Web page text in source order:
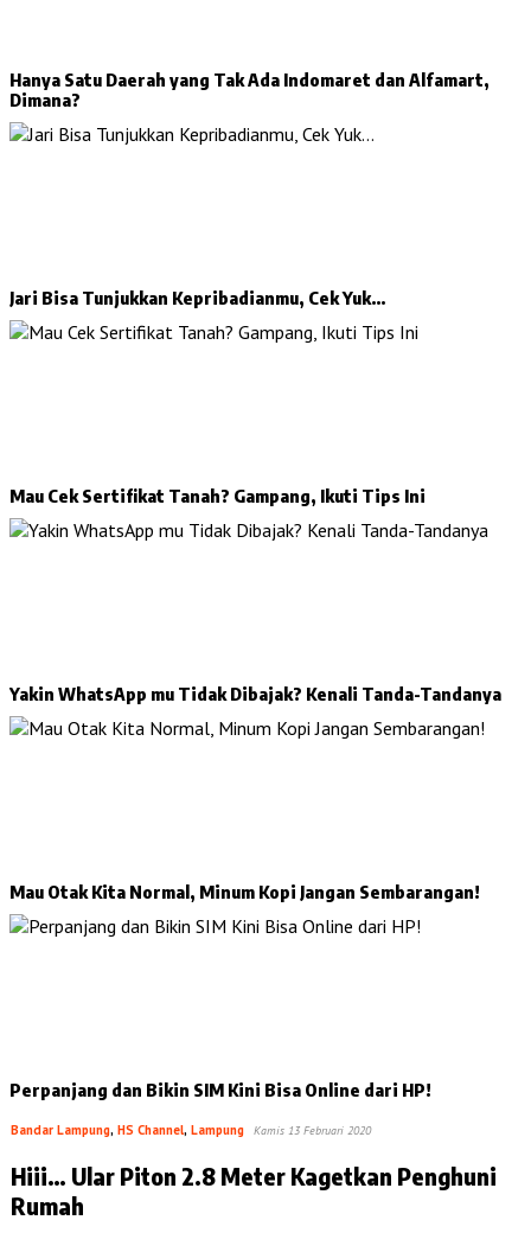
Hanya Satu Daerah yang Tak Ada Indomaret dan Alfamart,
Dimana?
Jari Bisa Tunjukkan Kepribadianmu, Cek Yuk…
Mau Cek Sertifikat Tanah? Gampang, Ikuti Tips Ini
Yakin WhatsApp mu Tidak Dibajak? Kenali Tanda-Tandanya
Mau Otak Kita Normal, Minum Kopi Jangan Sembarangan!
Perpanjang dan Bikin SIM Kini Bisa Online dari HP!
Bandar Lampung, HS Channel, Lampung Kamis 13 Februari 2020
Hiii… Ular Piton 2.8 Meter Kagetkan Penghuni
Rumah